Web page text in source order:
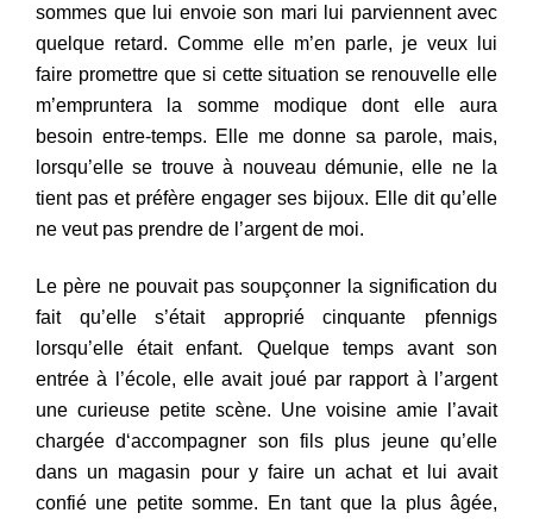
sommes que lui envoie son mari
lui parviennent avec
quelque retard. Comme elle m’en parle, je veux
lui
faire promettre que si cette situation se renouvelle elle
m’empruntera la somme modique dont elle aura
besoin entre-temps. El le medonne sa parole, mais,
lorsqu’elle se trouveà nouveau démunie,elle ne la
tient pas et préfère engager ses bijoux. Elle dit qu’elle
ne veut pas prendre de l’argent de moi.
Le père ne pouvait pas soupçonner la signification du
fait qu’elles’était approprié cinquante pfennigs
lorsqu’elle était enfant. Quelque temps avant son
entrée à l’école, elle avait joué par rapport à
l’argent
une curieuse petite scène. Une voisine amie l’avait
chargée d‘accompagner son fils plus jeune qu’elle
dans un magasin pour y faire unachat et lui avait
confié une petite somme. En tant que la plus âgée,